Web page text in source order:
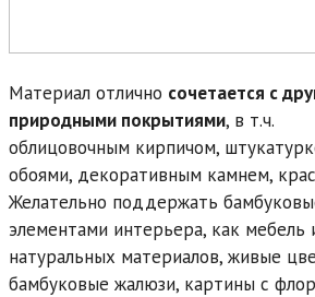
Материал отлично сочетается с
природными покрытиями, в т.ч.
облицовочным кирпичом,
обоями, декоративным камнем,
Желательно поддержать
элементами интерьера, как мебель
натуральных материалов, живые
бамбуковые жалюзи, картины с